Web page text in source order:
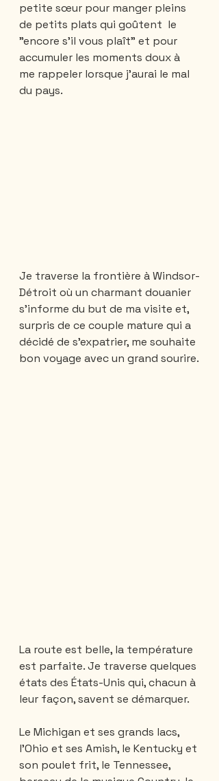
petite sœur pour manger pleins
de petits plats qui goûtent  le
"encore s’il vous plaît" et pour
accumuler les moments doux à
me rappeler lorsque j’aurai le mal
du pays.
Je traverse la frontière à Windsor-
Détroit où un charmant douanier
s’informe du but de ma visite et,
surpris de ce couple mature qui a
décidé de s’expatrier, me souhaite
bon voyage avec un grand sourire.
La route est belle, la température
est parfaite. Je traverse quelques
états des États-Unis qui, chacun à
leur façon, savent se démarquer.
Le Michigan et ses grands lacs,
l'Ohio et ses Amish, le Kentucky et
son poulet frit, le Tennessee,